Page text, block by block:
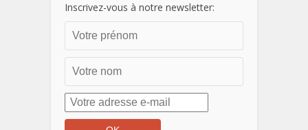
Inscrivez-vous à notre newsletter: